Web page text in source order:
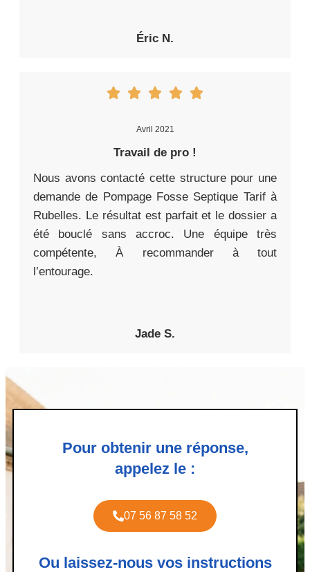
Éric N.
Avril 2021
Travail de pro !
Nous avons contacté cette structure pour une
demande de Pompage Fosse Septique Tarif à
Rubelles. Le résultat est parfait et le dossier a
été bouclé sans accroc. Une équipe très
compétente, À recommander à tout
l’entourage.
Jade S.
Pour obtenir une réponse,
appelez le :
07 56 87 58 52
Ou laissez-nous vos instructions